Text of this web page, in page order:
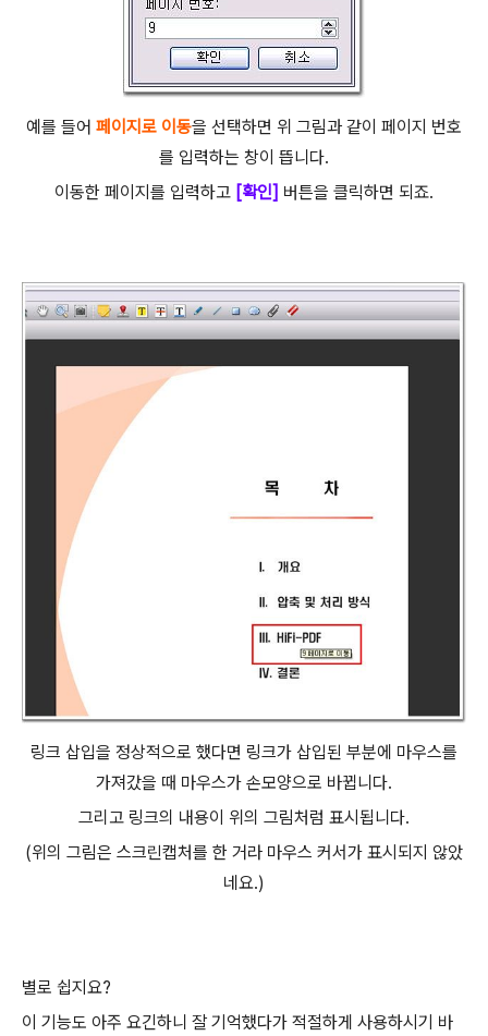
예를 들어 페이지로 이동을 선택하면 위 그림과 같이 페이지 번호
를 입력하는 창이 뜹니다.
이동한 페이지를 입력하고 [확인] 버튼을 클릭하면 되죠.
링크 삽입을 정상적으로 했다면 링크가 삽입된 부분에 마우스를
가져갔을 때 마우스가 손모양으로 바뀝니다.
그리고 링크의 내용이 위의 그림처럼 표시됩니다.
(위의 그림은 스크린캡처를 한 거라 마우스 커서가 표시되지 않았
네요.)
별로 쉽지요?
이 기능도 아주 요긴하니 잘 기억했다가 적절하게 사용하시기 바